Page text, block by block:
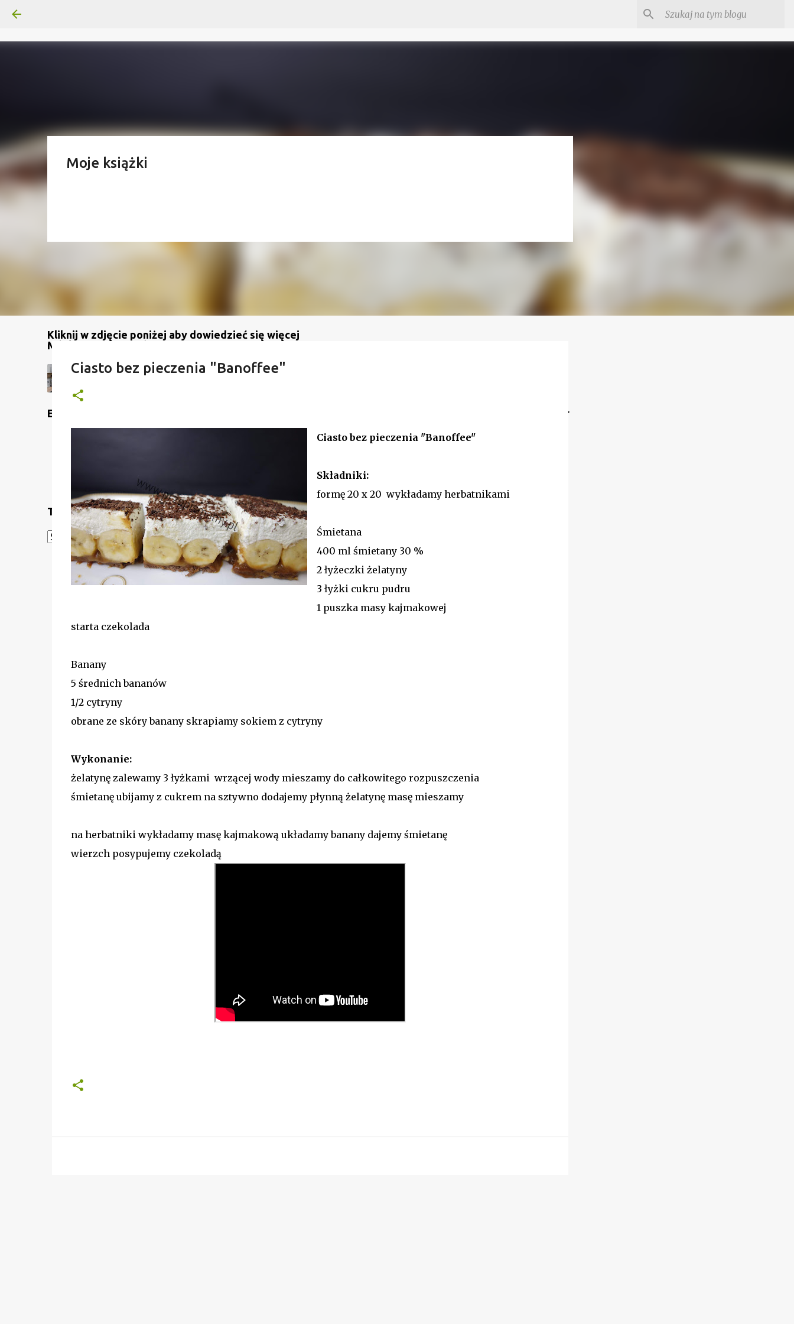
Kliknij w zdjęcie poniżej aby dowiedzieć się więcej
Moje książki
Mój kanał na YouTube
Etykiety
Translate
Powered by Translate
Ciasto bez pieczenia "Banoffee"
Ciasto bez pieczenia "Banoffee"
Składniki:
formę 20 x 20 wykładamy herbatnikami
Śmietana
400 ml śmietany 30 %
2 łyżeczki żelatyny
3 łyżki cukru pudru
1 puszka masy kajmakowej
starta czekolada
Banany
5 średnich bananów
1/2 cytryny
obrane ze skóry banany skrapiamy sokiem z cytryny
Wykonanie:
żelatynę zalewamy 3 łyżkami wrzącej wody mieszamy do całkowitego rozpuszczenia
śmietanę ubijamy z cukrem na sztywno dodajemy płynną żelatynę masę mieszamy
na herbatniki wykładamy masę kajmakową układamy banany dajemy śmietanę
wierzch posypujemy czekoladą